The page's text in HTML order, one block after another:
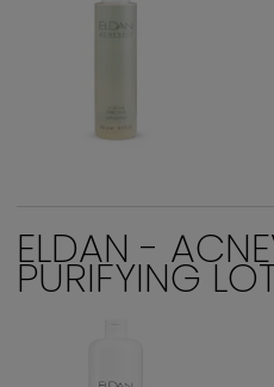
ELDAN -
PURIFYING